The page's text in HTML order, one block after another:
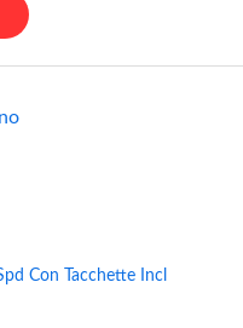
Con Tacchette Incl